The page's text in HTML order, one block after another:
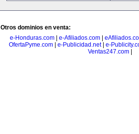
Otros dominios en venta:
e-Honduras.com| e-Afiliados.com|
OfertaPyme.com| e-Publicidad.net| e-
Ventas247.com